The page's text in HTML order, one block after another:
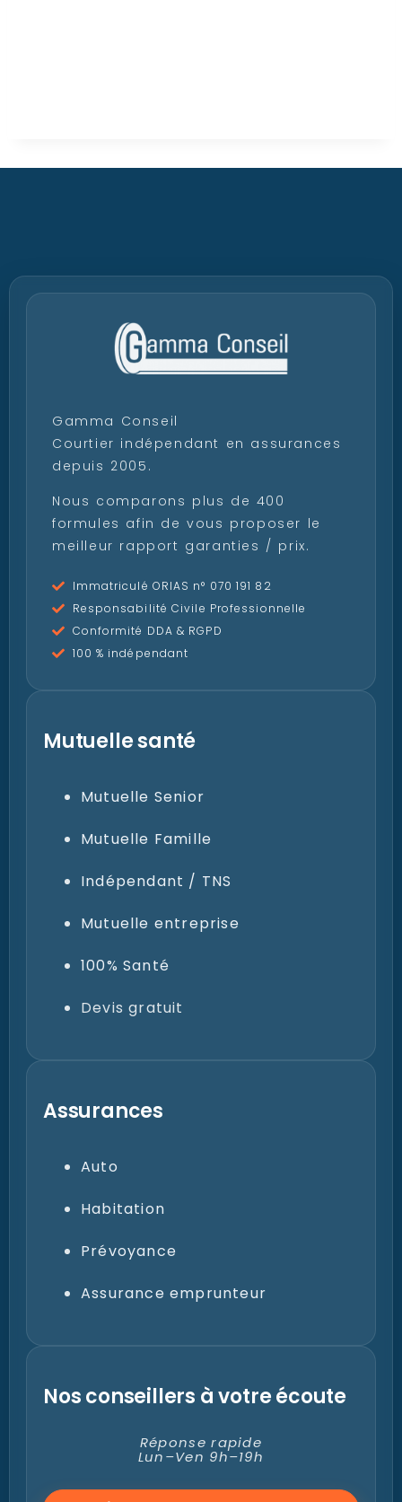
Gamma Conseil
Courtier indépendant en assurances
depuis 2005.
Nous comparons plus de 400
formules afin de vous proposer le
meilleur rapport garanties / prix.
Immatriculé ORIAS n° 070 191 82
Responsabilité Civile Professionnelle
Conformité DDA & RGPD
100 % indépendant
Mutuelle santé
Mutuelle Senior
Mutuelle Famille
Indépendant / TNS
Mutuelle entreprise
100% Santé
Devis gratuit
Assurances
Auto
Habitation
Prévoyance
Assurance emprunteur
Nos conseillers à votre écoute
Réponse rapide
Lun–Ven 9h–19h